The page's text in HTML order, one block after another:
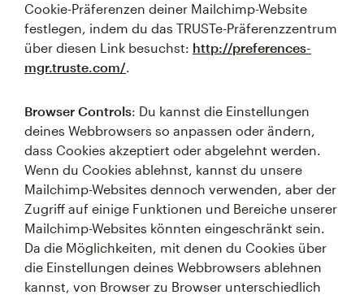
Cookie-Präferenzen deiner Mailchimp-Website
festlegen, indem du das TRUSTe-Präferenzzentrum
über diesen Link besuchst: http://preferences-
mgr.truste.com/.
Browser Controls: Du kannst die Einstellungen
deines Webbrowsers so anpassen oder ändern,
dass Cookies akzeptiert oder abgelehnt werden.
Wenn du Cookies ablehnst, kannst du unsere
Mailchimp-Websites dennoch verwenden, aber der
Zugriff auf einige Funktionen und Bereiche unserer
Mailchimp-Websites könnten eingeschränkt sein.
Da die Möglichkeiten, mit denen du Cookies über
die Einstellungen deines Webbrowsers ablehnen
kannst, von Browser zu Browser unterschiedlich